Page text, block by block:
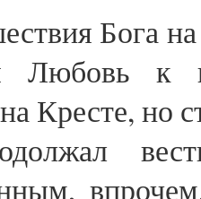
Бога
Любовь
Кресте, но